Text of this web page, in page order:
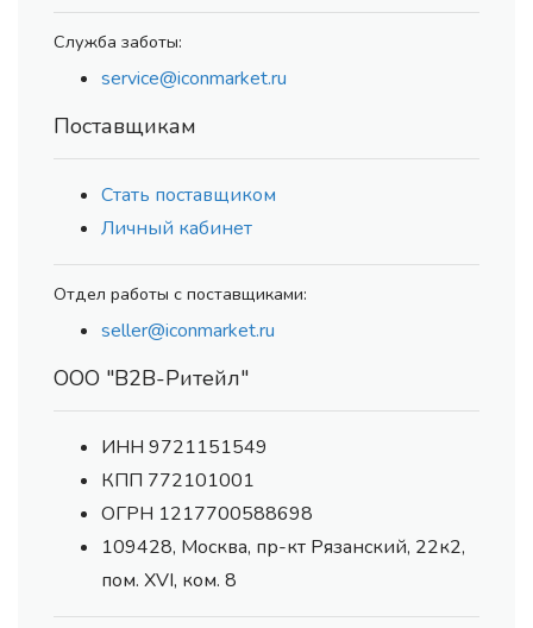
Служба заботы:
service@iconmarket.ru
Поставщикам
Стать поставщиком
Личный кабинет
Отдел работы с поставщиками:
seller@iconmarket.ru
ООО "В2В-Ритейл"
ИНН 9721151549
КПП 772101001
ОГРН 1217700588698
109428, Москва, пр-кт Рязанский, 22к2,
пом. XVI, ком. 8